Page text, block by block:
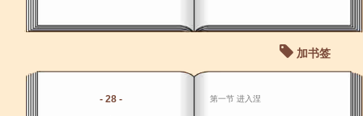
加书签
- 28 - 第一节 进入涅